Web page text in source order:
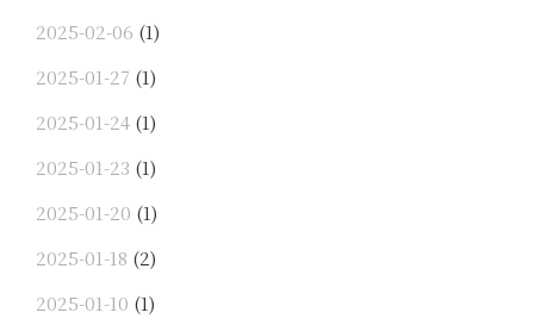
2025-02-06 (1)
2025-01-27 (1)
2025-01-24 (1)
2025-01-23 (1)
2025-01-20 (1)
2025-01-18 (2)
2025-01-10 (1)